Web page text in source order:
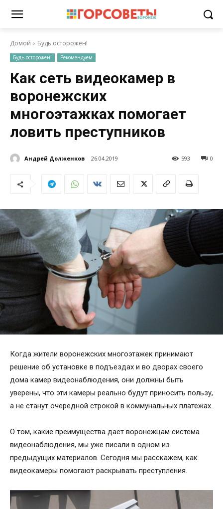
Домой Будь осторожен!
Будь осторожен! Рекомендуем
Как сеть видеокамер в
воронежских
многоэтажках помогает
ловить преступников
Андрей Долженков 26.04.2019 0
593
Когда жители воронежских многоэтажек принимают
решение об установке в подъездах и во дворах своего
дома камер видеонаблюдения, они должны быть
уверены, что эти камеры реально будут приносить пользу,
а не станут очередной строкой в коммунальных платежах.
О том, какие преимущества даёт воронежцам система
видеонаблюдения, мы уже писали в одном из
предыдущих материалов. Сегодня мы расскажем, как
видеокамеры помогают раскрывать преступления.